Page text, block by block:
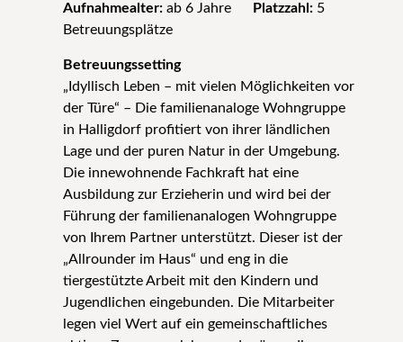
Aufnahmealter: ab 6 Jahre Platzzahl: 5
Betreuungsplätze
Betreuungssetting
„Idyllisch Leben – mit vielen Möglichkeiten vor
der Türe“ – Die familienanaloge Wohngruppe
in Halligdorf profitiert von ihrer ländlichen
Lage und der puren Natur in der Umgebung.
Die innewohnende Fachkraft hat eine
Ausbildung zur Erzieherin und wird bei der
Führung der familienanalogen Wohngruppe
von Ihrem Partner unterstützt. Dieser ist der
„Allrounder im Haus“ und eng in die
tiergestützte Arbeit mit den Kindern und
Jugendlichen eingebunden. Die Mitarbeiter
legen viel Wert auf ein gemeinschaftliches